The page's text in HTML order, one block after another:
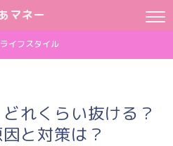
マネー
ライフスタイル
れくらい抜ける？
と対策は？